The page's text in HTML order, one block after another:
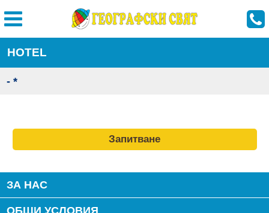
HOTEL
- *
Запитване
ЗА НАС
ОБЩИ УСЛОВИЯ